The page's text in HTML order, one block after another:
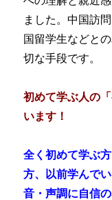
ました。中国訪
国留学生などと
切な手段です。
初めて学ぶ人の
います！
全く初めて学ぶ
方、以前学んで
音・声調に自信